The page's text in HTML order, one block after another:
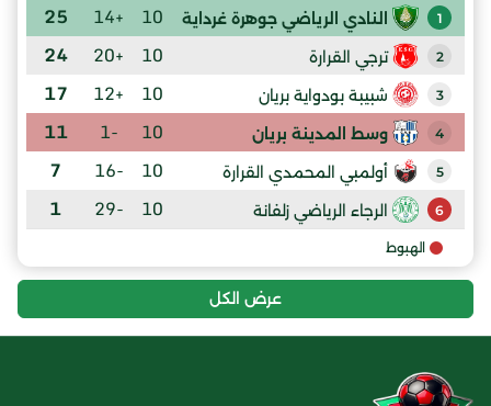
1 النادي الرياضي جوهرة غرداية 10
+14
25
2 ترجي القرارة 10
+20
24
3 شبيبة بودواية بريان 10
+12
17
4 وسط المدينة بريان 10
-1
11
5 أولمبي المحمدي القرارة 10
-16
7
6 الرجاء الرياضي زلفانة 10
-29
1
الهبوط
عرض الكل